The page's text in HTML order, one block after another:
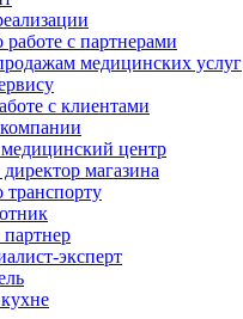
работе с партнерами
медицинских услуг
с клиентами
медицинский центр
магазина
транспорту
эксперт